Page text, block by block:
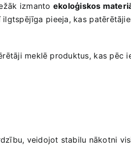
⁤izmanto ekoloģiskos
pieeja, kas⁣
meklē produktus, ⁤kas pēc
veidojot stabilu nākotni